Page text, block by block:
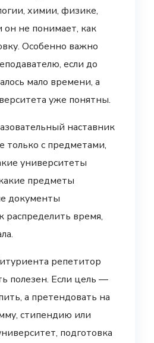
химии, физике,
он не понимает, как
Особенно важно
если до
мало времени, а
уже понятны.
наставник
только с предметами,
университеты
предметы
документы
распределить время,
репетитор
полезен. Если цель —
а претендовать на
стипендию или
подготовка